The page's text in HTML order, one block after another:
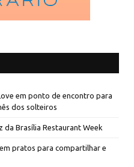
em ponto de encontro para
dos solteiros
Brasília Restaurant Week
pratos para compartilhar e